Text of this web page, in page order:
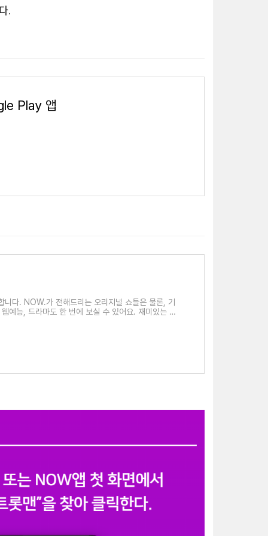
.
Play 앱
다. NOW.가 전해드리는 오리지널 쇼들은 물론, 기
예능, 드라마도 한 번에 보실 수 있어요. 재미있는 방